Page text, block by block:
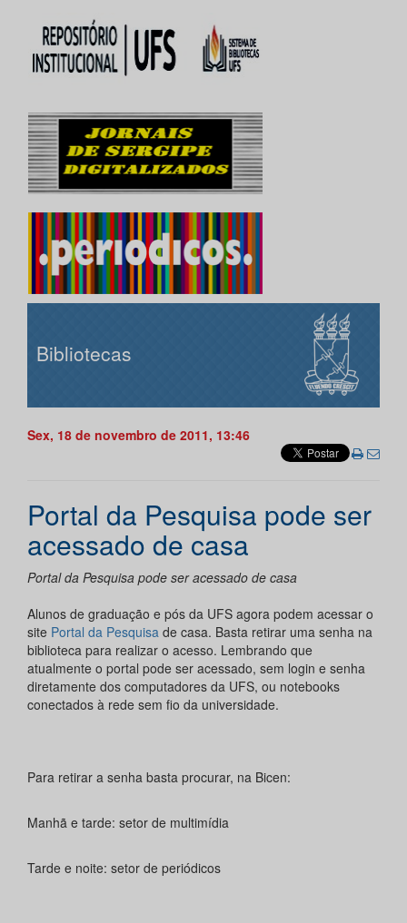
Bibliotecas
Sex, 18 de novembro de 2011, 13:46
Portal da Pesquisa pode ser
acessado de casa
Portal da Pesquisa pode ser acessado de casa
Alunos de graduação e pós da UFS agora podem acessar o
site Portal da Pesquisa de casa. Basta retirar uma senha na
biblioteca para realizar o acesso. Lembrando que
atualmente o portal pode ser acessado, sem login e senha
diretamente dos computadores da UFS, ou notebooks
conectados à rede sem fio da universidade.
Para retirar a senha basta procurar, na Bicen:
Manhã e tarde: setor de multimídia
Tarde e noite: setor de periódicos